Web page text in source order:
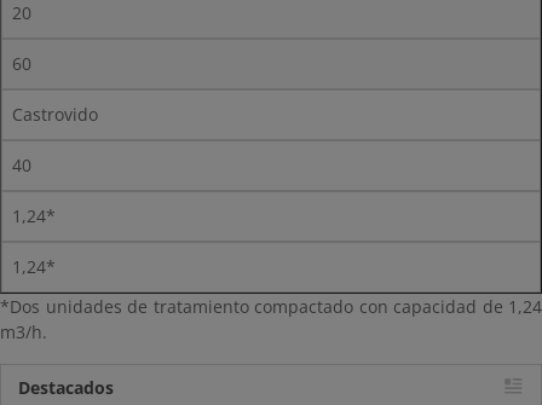
20
60
Castrovido
40
1,24*
1,24*
*Dos unidades de tratamiento compactado con capacidad de 1,24
m3/h.
Destacados